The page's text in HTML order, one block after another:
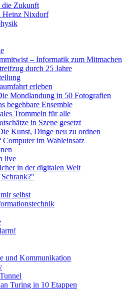
die Zukunft
Heinz Nixdorf
– Informatik zum Mitmachen
durch 25 Jahre
erleben
Mondlandung in 50 Fotografien
begehbare Ensemble
Trommeln für alle
in Szene gesetzt
Kunst, Dinge neu zu ordnen
Computer im Wahleinsatz
live
in der digitalen Welt
selbst
und Kommunikation
Turing in 10 Etappen